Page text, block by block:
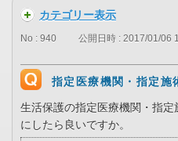
カテゴリー表示
No : 940 公開日時 : 2017/01/06
指定医療機関・指定施
生活保護の指定医療機関・指
にしたら良いですか。